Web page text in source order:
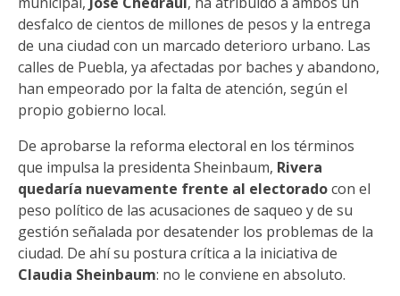
desfalco de cientos de millones de pesos y la entrega
de una ciudad con un marcado deterioro urbano. Las
calles de Puebla, ya afectadas por baches y abandono,
han empeorado por la falta de atención, según el
propio gobierno local.
De aprobarse la reforma electoral en los términos
que impulsa la presidenta Sheinbaum, Rivera
quedaría nuevamente frente al electoradocon el
peso político de las acusaciones de saqueo y de su
gestión señalada por desatender los problemas de la
ciudad. De ahí su postura crítica a la iniciativa de
Claudia Sheinbaum: no le conviene en absoluto.